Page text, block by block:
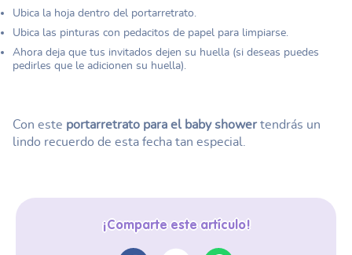
Ubica la hoja dentro del portarretrato.
Ubica las pinturas con pedacitos de papel para limpiarse.
Ahora deja que tus invitados dejen su huella (si deseas puedes
pedirles que le adicionen su huella).
Con este portarretrato para el baby shower tendrás un
lindo recuerdo de esta fecha tan especial.
¡Comparte este artículo!